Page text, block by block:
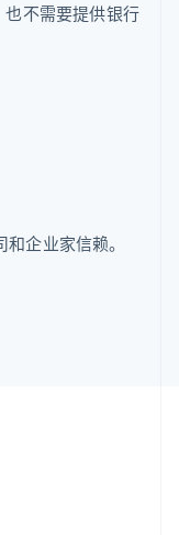
不需要提供银行
企业家信赖。